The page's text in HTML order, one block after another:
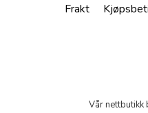
Frakt
Vår nettbutikk